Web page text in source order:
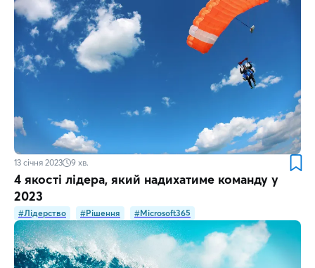
13 січня 2023 9 хв.
4 якості лідера, який надихатиме команду у
2023
#Лідерство #Рішення #Microsoft365